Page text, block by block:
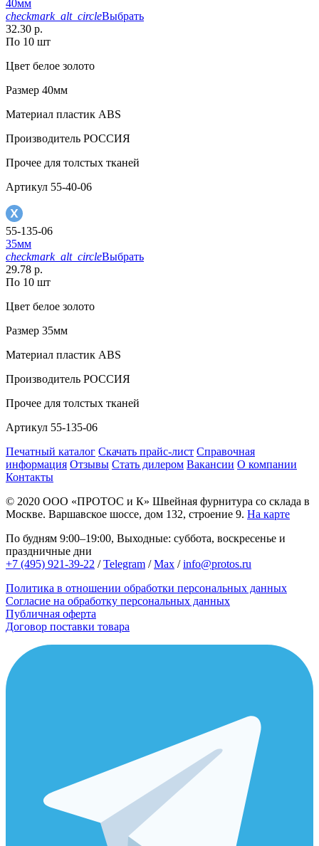
40мм
checkmark_alt_circleВыбрать
32.30 р.
По 10 шт
Цвет белое золото
Размер 40мм
Материал пластик АВS
Производитель РОССИЯ
Прочее для толстых тканей
Артикул 55-40-06
55-135-06
35мм
checkmark_alt_circleВыбрать
29.78 р.
По 10 шт
Цвет белое золото
Размер 35мм
Материал пластик АВS
Производитель РОССИЯ
Прочее для толстых тканей
Артикул 55-135-06
Печатный каталог Скачать прайс-лист Справочная
информация Отзывы Стать дилером Вакансии О компании
Контакты
© 2020 ООО «ПРОТОС и К» Швейная фурнитура со склада в
Москве. Варшавское шоссе, дом 132, строение 9. На карте
По будням 9:00–19:00, Выходные: суббота, воскресенье и
праздничные дни
+7 (495) 921-39-22 /Telegram /Max /info@protos.ru
Политика в отношении обработки персональных данных
Согласие на обработку персональных данных
Публичная оферта
Договор поставки товара